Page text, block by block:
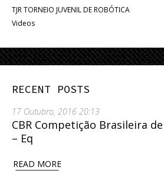
TJR TORNEIO JUVENIL DE ROBÓTICA
Videos
RECENT POSTS
17 Outubro, 2016 20:13
CBR Competição Brasileira
– Eq
READ MORE